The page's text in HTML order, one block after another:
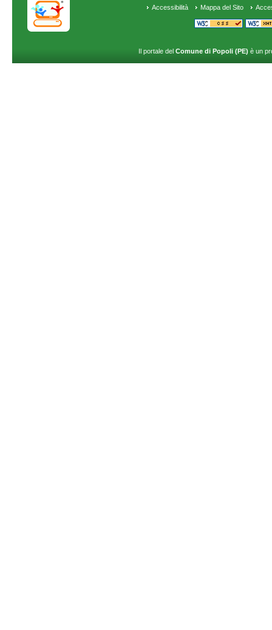
Accessibilità Mappa del Sito
Il portale del Comune di Popoli (PE) è un